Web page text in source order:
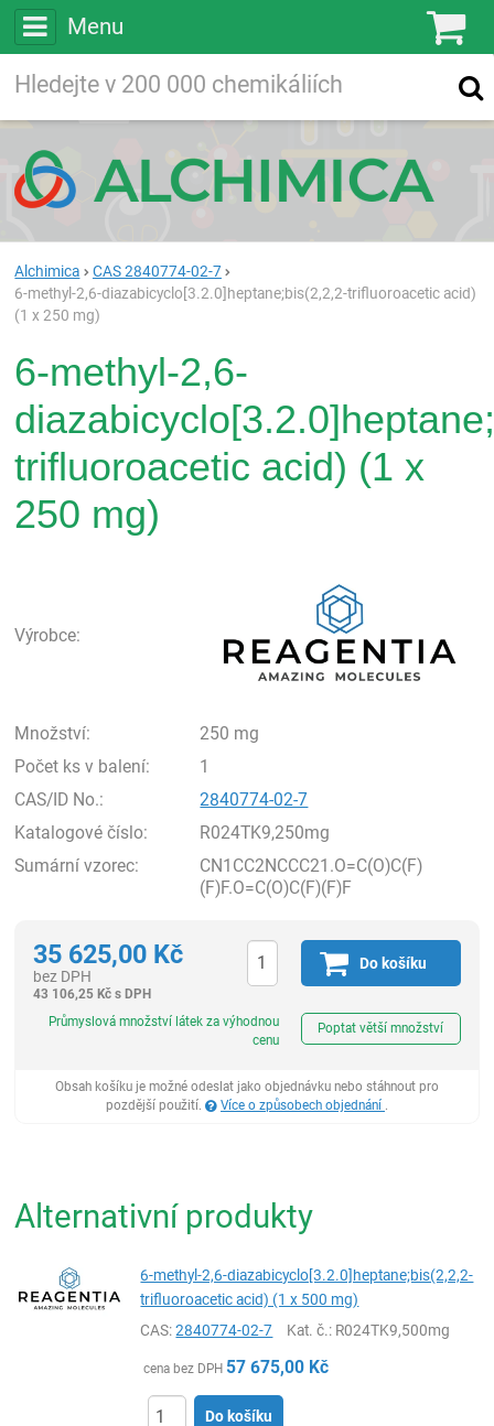
Menu
Vyhledávání
Alchimica
CAS 2840774-02-7
6-methyl-2,6-diazabicyclo[3.2.0]heptane;bis(2,2,2-trifluoroacetic acid)
(1 x 250 mg)
6-methyl-2,6-
trifluoroacetic acid) (1 x
250 mg)
Výrobce:
Množství:
250 mg
Počet ks v balení:
1
CAS/ID No.:
2840774-02-7
Katalogové číslo:
R024TK9,250mg
Sumární vzorec:
CN1CC2NCCC21.O=C(O)C(F)
(F)F.O=C(O)C(F)(F)F
35 625,00 Kč
bez DPH
43 106,25Kč s DPH
Do košíku
Průmyslová množství látek za výhodnou
cenu
Poptat větší množství
Obsah košíku je možné odeslat jako objednávku nebo stáhnout pro
pozdější použití.
Více o způsobech objednání .
Alternativní produkty
6-methyl-2,6-diazabicyclo[3.2.0]heptane;bis(2,2,2-
trifluoroacetic acid) (1 x 500 mg)
CAS:2840774-02-7 Kat. č.: R024TK9,500mg
cena bez DPH 57 675,00 Kč
Do košíku